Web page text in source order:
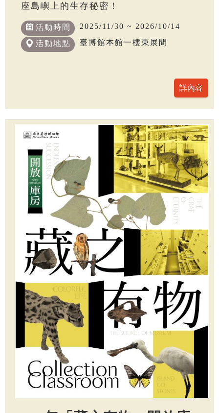
座島嶼上的生存秘密！
活動時間 2025/11/30 ~ 2026/10/14
活動地點 臺博館本館一樓東展間